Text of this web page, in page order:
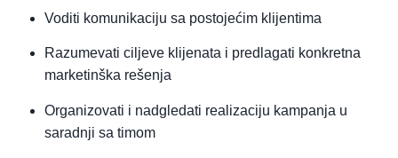
Voditi komunikaciju sa postojećim klijentima
Razumevati ciljeve klijenata i predlagati konkretna
marketinška rešenja
Organizovati i nadgledati realizaciju kampanja u
saradnji sa timom